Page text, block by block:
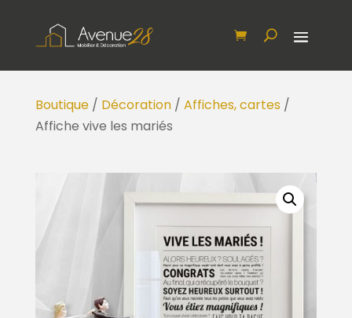
Boutique/ Décoration/ Affiches, cartes/
Affiche vive les mariés